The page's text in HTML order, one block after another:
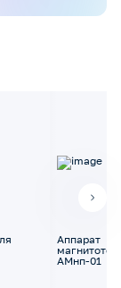
Аппарат
АМнп-01